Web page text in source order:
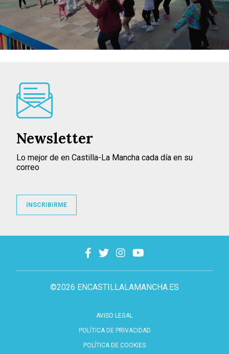
©2026 ENCASTILLALAMANCHA.ES
AVISO LEGAL
POLÍTICA DE PRIVACIDAD
POLÍTICA DE COOKIES
Newsletter
Lo mejor de en Castilla-La Mancha cada día en su
correo
INSCRIBIRME